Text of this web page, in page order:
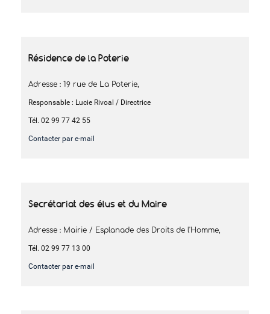
Résidence de la Poterie
Adresse : 19 rue de La Poterie,
Responsable : Lucie Rivoal / Directrice
Tél. 02 99 77 42 55
Contacter par e-mail
Secrétariat des élus et du Maire
Adresse : Mairie / Esplanade des Droits de l'Homme,
Tél. 02 99 77 13 00
Contacter par e-mail